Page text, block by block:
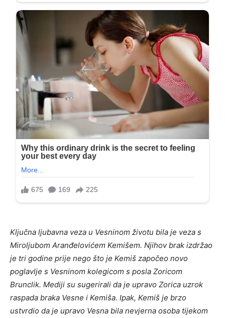
Ključna ljubavna veza u Vesninom životu bila je veza s
Miroljubom Aranđelovićem Kemišem. Njihov brak izdržao
je tri godine prije nego što je Kemiš započeo novo
poglavlje s Vesninom kolegicom s posla Zoricom
Brunclik. Mediji su sugerirali da je upravo Zorica uzrok
raspada braka Vesne i Kemiša. Ipak, Kemiš je brzo
ustvrdio da je upravo Vesna bila nevjerna osoba tijekom